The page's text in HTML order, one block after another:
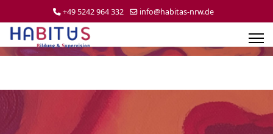
+49 5242 964 332 info@habitas-nrw.de